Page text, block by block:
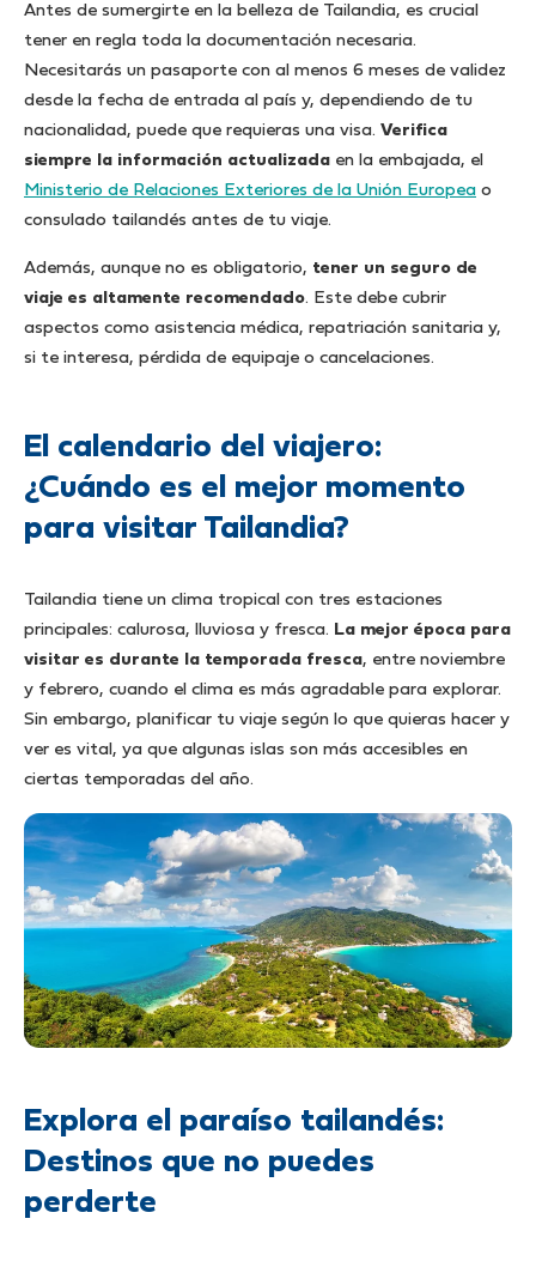
Antes de sumergirte en la belleza de Tailandia, es crucial
tener en regla toda la documentación necesaria.
Necesitarás un pasaporte con al menos 6 meses de validez
desde la fecha de entrada al país y, dependiendo de tu
nacionalidad, puede que requieras una visa. Verifica
siempre la información actualizada en la embajada, el
Ministerio de Relaciones Exteriores de la Unión Europea o
consulado tailandés antes de tu viaje.
Además, aunque no es obligatorio, tener un seguro de
viaje es altamente recomendado. Este debe cubrir
aspectos como asistencia médica, repatriación sanitaria y,
si te interesa, pérdida de equipaje o cancelaciones.
El calendario del viajero:
¿Cuándo es el mejor momento
para visitar Tailandia?
Tailandia tiene un clima tropical con tres estaciones
principales: calurosa, lluviosa y fresca.
La mejor época para
visitar es durante la temporada fresca, entre noviembre
y febrero, cuando el clima es más agradable para explorar.
Sin embargo, planificar tu viaje según lo que quieras hacer y
ver es vital, ya que algunas islas son más accesibles en
ciertas temporadas del año.
Explora el paraíso tailandés:
Destinos que no puedes
perderte